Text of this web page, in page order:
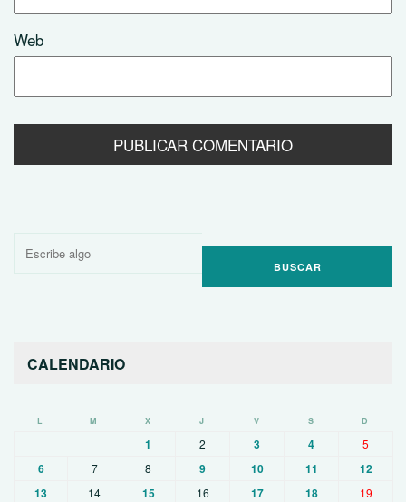
Web
Buscar
CALENDARIO
L M X J V S D
1 2 3 4 5
6 7 8 9 10 11
12
13
14 15 16 17 18
19